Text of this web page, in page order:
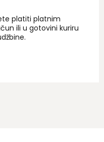
platiti platnim
ili u gotovini kuriru